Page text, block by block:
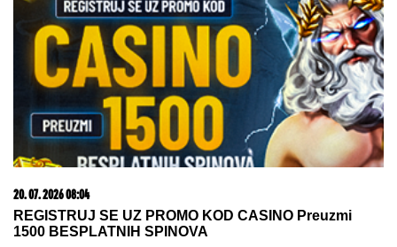
Većina građana izgubi novac pre nego što stigne na
letovanje - ovih 7 troškova skoro niko ne planira